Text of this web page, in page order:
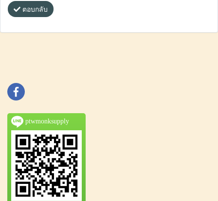
ตอบกลับ
ptwmonksupply